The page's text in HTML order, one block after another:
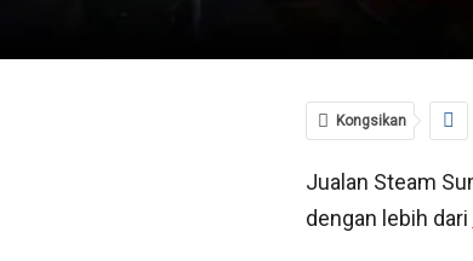
Kongsikan
Jualan Steam
dengan lebih dari